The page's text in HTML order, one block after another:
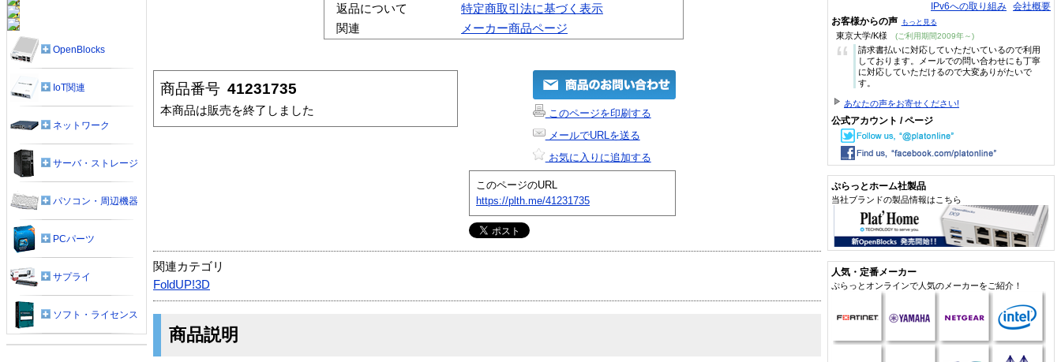
返品について
特定商取引法に基づく表示
関連
メーカー商品ページ
商品番号 41231735
本商品は販売を終了しました
このページを印刷する
メールでURLを送る
お気に入りに追加する
このページのURL
https://plth.me/41231735
関連カテゴリ
FoldUP!3D
商品説明
OpenBlocks
IoT関連
ネットワーク
サーバ・ストレージ
パソコン・周辺機器
PCパーツ
サプライ
ソフト・ライセンス
IPv6への取り組み 会社概要
お客様からの声 もっと見る
東京大学/K様 (ご利用期間2009年～)
“
請求書払いに対応していただいているので利用
しております。メールでの問い合わせにも丁寧
に対応していただけるので大変ありがたいで
す。
あなたの声をお寄せください!
公式アカウント / ページ
ぷらっとホーム社製品
当社ブランドの製品情報はこちら
人気・定番メーカー
ぷらっとオンラインで人気のメーカーをご紹介！